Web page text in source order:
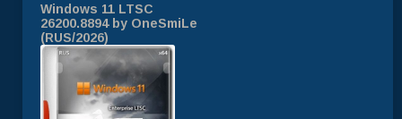
Windows 11 LTSC
26200.8894 by OneSmiLe
(RUS/2026)